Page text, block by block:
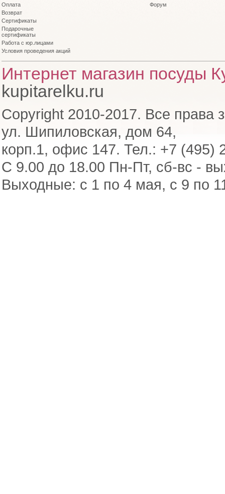
Оплата
Возврат
Сертификаты
Подарочные
сертификаты
Работа с юр.лицами
Условия проведения акций
Форум
Интернет магазин посуды
kupitarelku.ru
Copyright 2010-2017. Все права
ул. Шипиловская, дом 64,
корп.1, офис 147. Тел.: +7 (495)
С 9.00 до 18.00 Пн-Пт, сб-вс -
Выходные: с 1 по 4 мая, с 9 по